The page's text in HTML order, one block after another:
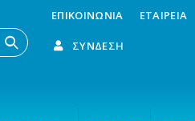
ΕΠΙΚΟΙΝΩΝΊΑ ΕΤΑΙΡΕΊΑ
ΣΎΝΔΕΣΗ